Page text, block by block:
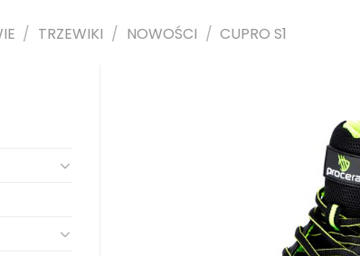
/ TRZEWIKI / NOWOŚCI / CUPRO S1